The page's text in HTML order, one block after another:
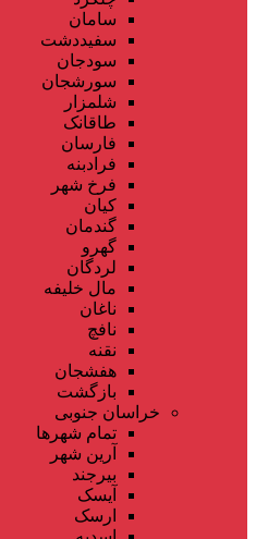
سامان
سفیددشت
سودجان
سورشجان
شلمزار
طاقانک
فارسان
فرادبنه
فرخ شهر
کیان
گندمان
گهرو
لردگان
مال خلیفه
ناغان
نافچ
نقنه
هفشجان
بازگشت
خراسان جنوبی
تمام شهر‌ها
آرین شهر
بیرجند
آیسک
ارسک